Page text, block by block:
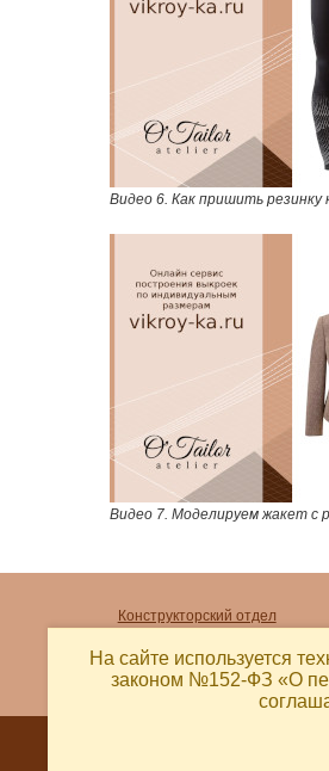
Видео 6. Как пришить резинку
Видео 7. Моделируем жакет с
Конструкторский отдел
Фотогалерея ателье
Акции
На сайте используется
законом №152-ФЗ «О